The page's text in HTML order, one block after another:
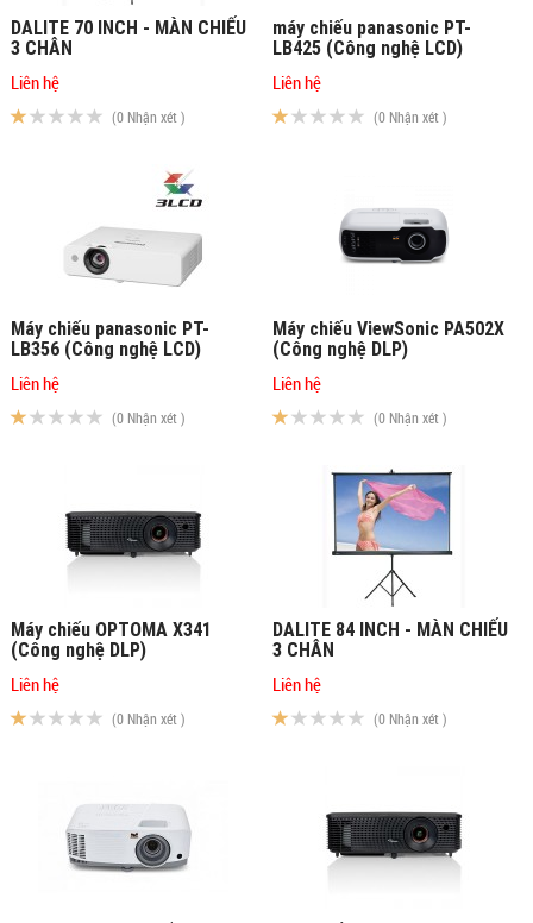
DALITE 70 INCH - MÀN CHIẾU
3 CHÂN
Liên hệ
(0 Nhận xét )
máy chiếu panasonic PT-
LB425 (Công nghệ LCD)
Liên hệ
(0 Nhận xét )
Máy chiếu panasonic PT-
LB356 (Công nghệ LCD)
Liên hệ
(0 Nhận xét )
Máy chiếu ViewSonic PA502X
(Công nghệ DLP)
Liên hệ
(0 Nhận xét )
Máy chiếu OPTOMA X341
(Công nghệ DLP)
Liên hệ
(0 Nhận xét )
DALITE 84 INCH - MÀN CHIẾU
3 CHÂN
Liên hệ
(0 Nhận xét )